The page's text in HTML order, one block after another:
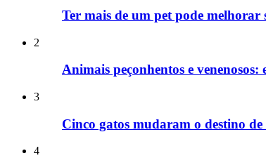
Ter mais de um pet pode
2
Animais peçonhentos e
3
Cinco gatos mudaram o destino
4